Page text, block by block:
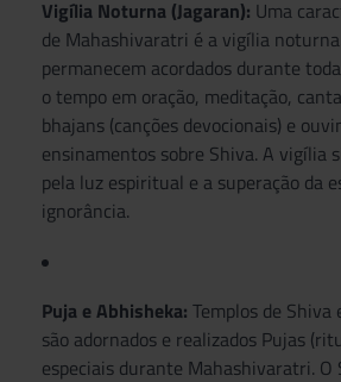
Vigília Noturna (Jagaran): Uma
de Mahashivaratri é a vigília
permanecem acordados durante
o tempo em oração, meditação,
bhajans (canções devocionais) e
ensinamentos sobre Shiva. A vigília
pela luz espiritual e a superação da
ignorância.
Puja e Abhisheka: Templos de
são adornados e realizados Pujas
especiais durante Mahashivaratri. O